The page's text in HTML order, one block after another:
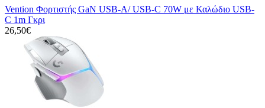
Vention Φορτιστής GaN USB-A/ USB-C 70W με Καλώδιο USB-
C 1m Γκρι
26,50€